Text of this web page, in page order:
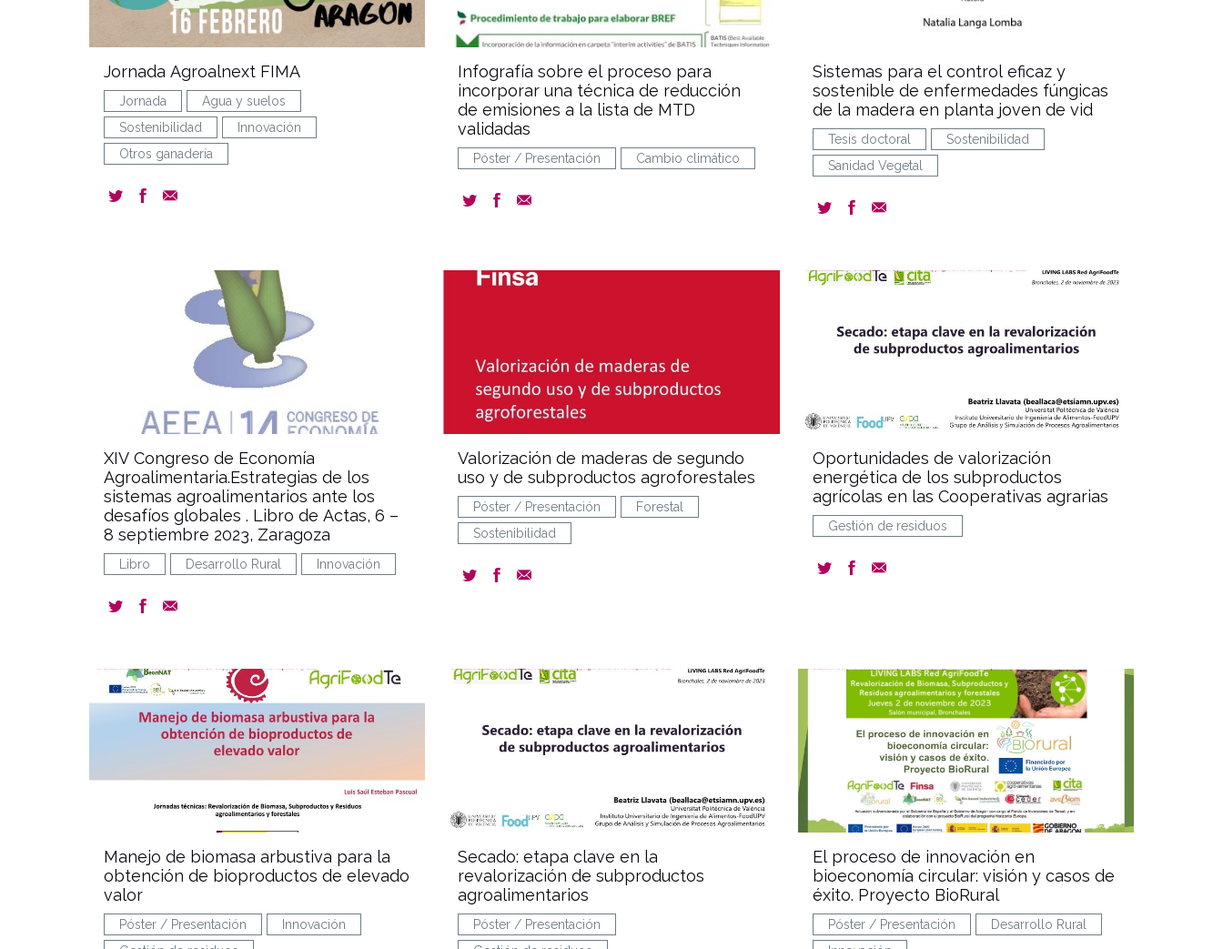
Jornada Agroalnext FIMA
Jornada
Agua y suelos
Sostenibilidad
Innovación
Otros ganadería
Infografía sobre el proceso para
incorporar una técnica de reducción
de emisiones a la lista de MTD
validadas
Póster / Presentación Cambio climático
Sistemas para el control eficaz y
sostenible de enfermedades fúngicas
de la madera en planta joven de vid
Tesis doctoral
Sostenibilidad
Sanidad Vegetal
XIV Congreso de Economía
Agroalimentaria.Estrategias de los
sistemas agroalimentarios ante los
desafíos globales . Libro de Actas, 6 –
8 septiembre 2023, Zaragoza
Libro Desarrollo Rural Innovación
Valorización de maderas de segundo
uso y de subproductos agroforestales
Póster / Presentación
Forestal
Sostenibilidad
document
Oportunidades de valorización
energética de los subproductos
agrícolas en las Cooperativas agrarias
Gestión de residuos
document
Manejo de biomasa arbustiva para la
obtención de bioproductos de elevado
valor
Póster / Presentación
Innovación
document
Secado: etapa clave en la
revalorización de subproductos
agroalimentarios
Póster / Presentación
document
El proceso de innovación en
bioeconomía circular: visión y casos de
éxito. Proyecto BioRural
Póster / Presentación
Desarrollo Rural